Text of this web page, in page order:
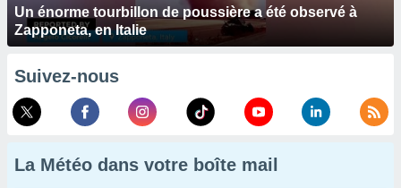
Un énorme tourbillon de poussière a été observé à
Zapponeta, en Italie
Suivez-nous
La Météo dans votre boîte mail